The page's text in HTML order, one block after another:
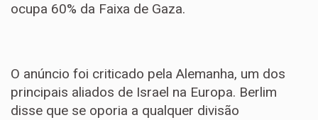
ocupa 60% da Faixa de Gaza.
O anúncio foi criticado pela Alemanha, um dos
principais aliados de Israel na Europa. Berlim
disse que se oporia a qualquer divisão